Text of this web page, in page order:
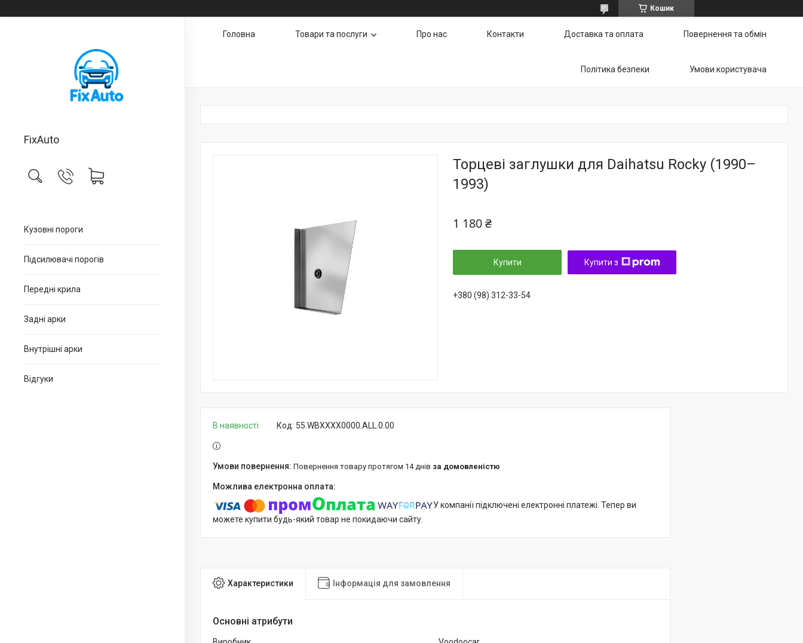
Кошик
FixAuto
Кузовні пороги
Підсилювачі порогів
Передні крила
Задні арки
Внутрішні арки
Відгуки
Головна Товари та послуги Про нас Контакти Доставка та оплата Повернення та обмін
Політика безпеки Умови користувача
Торцеві заглушки для Daihatsu Rocky (1990–
1993)
1 180 ₴
Купити Купити з
+380 (98) 312-33-54
В наявності Код: 55.WBXXXX0000.ALL.0.00
повернення товару протягом 14 днів за домовленістю
У компанії підключені електронні платежі. Тепер ви
можете купити будь-який товар не покидаючи сайту.
Характеристики Інформація для замовлення
Основні атрибути